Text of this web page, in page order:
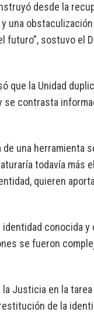
desde la
una
futuro”, sostuvo el
que la Unidad
contrasta
una herramienta
todavía más
quieren
conocida
se fueron
la Justicia en la
de la